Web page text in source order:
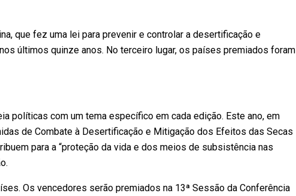
que fez uma lei para prevenir e controlar a desertificação e
últimos quinze anos. No terceiro lugar, os países premiados foram
políticas com um tema específico em cada edição. Este ano, em
de Combate à Desertificação e Mitigação dos Efeitos das Secas
para a “proteção da vida e dos meios de subsistência nas
Os vencedores serão premiados na 13ª Sessão da Conferência